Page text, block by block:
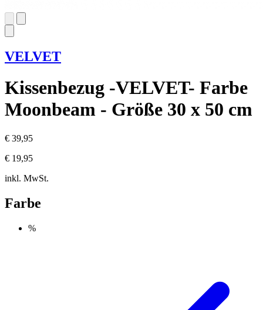
VELVET
Kissenbezug -VELVET- Farbe
Moonbeam - Größe 30 x 50 cm
€ 39,95
€ 19,95
inkl. MwSt.
Farbe
%